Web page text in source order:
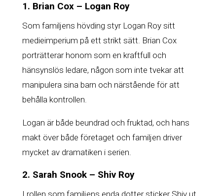
1. Brian Cox – Logan Roy
Som familjens hövding styr Logan Roy sitt
medieimperium på ett strikt sätt. Brian Cox
porträtterar honom som en kraftfull och
hänsynslös ledare, någon som inte tvekar att
manipulera sina barn och närstående för att
behålla kontrollen.
Logan är både beundrad och fruktad, och hans
makt över både företaget och familjen driver
mycket av dramatiken i serien.
2. Sarah Snook – Shiv Roy